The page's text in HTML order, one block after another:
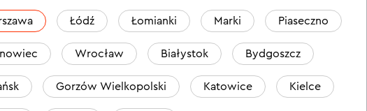
WSZYSTKIE OPINIE
Box 20"
Łódź Łomianki Marki Piaseczno
Wrocław Białystok Bydgoszcz
Gorzów Wielkopolski Katowice Kielce